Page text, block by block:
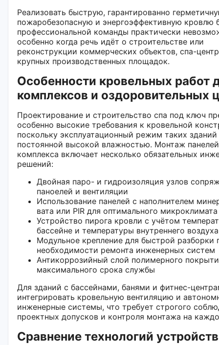
Реализовать быструю, гарантированно
пожаробезопасную и энергоэффективную кровлю
профессиональной команды практически
особенно когда речь идёт о строительстве или
реконструкции коммерческих объектов, спа-
крупных производственных площадок.
Особенности кровельных работ
комплексов и оздоровительных
Проектирование и строительство спа под ключ
особенно высокие требования к кровельной
поскольку эксплуатационный режим таких зданий
постоянной высокой влажностью. Монтаж
комплекса включает несколько обязательных
решений:
Двойная паро- и гидроизоляция узлов
паноелей и вентиляции
Использование панелей с наполнителем
вата или PIR для оптимального микроклимата
Устройство пирога кровли с учётом
бассейне и температуры внутреннего воздуха
Модульное крепление для быстрой разборки
необходимости ремонта инженерных систем
Антикоррозийный слой полимерного
максимального срока службы
Для зданий с бассейнами, банями и фитнес-
интегрировать кровельную вентиляцию и
инженерные системы, что требует строгого
проектных допусков и контроля монтажа на
Сравнение технологий